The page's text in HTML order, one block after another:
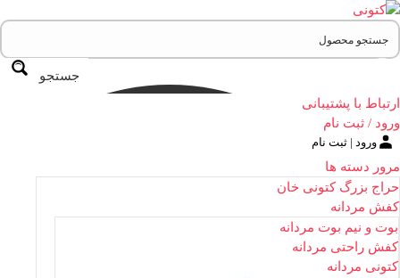
جستجو
ارتباط با پشتیبانی
ورود / ثبت نام
ورود | ثبت نام
مرور دسته ها
حراج بزرگ کتونی خان
کفش مردانه
بوت و نیم بوت مردانه
کفش راحتی مردانه
کتونی مردانه